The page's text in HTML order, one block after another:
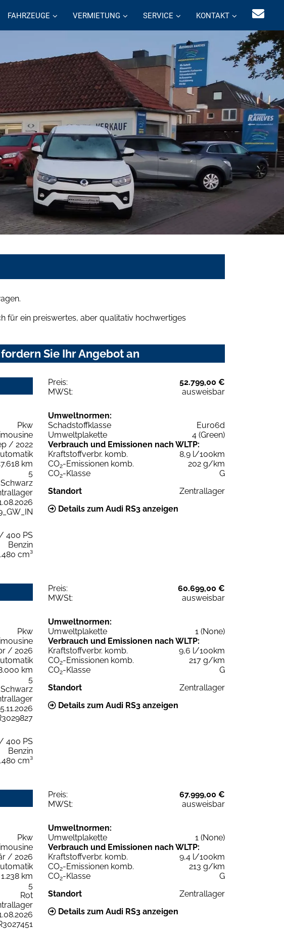
FAHRZEUGE VERMIETUNG SERVICE KONTAKT
für ein preiswertes, aber qualitativ hochwertiges
Sie Ihr Angebot an
Preis:
52.799,00 €
MWSt:
ausweisbar
Pkw
/ 2022
km
5
Schwarz
400 PS
Benzin
cm³
Umweltnormen:
Schadstoffklasse
Euro6d
Umweltplakette
4 (Green)
Verbrauch und Emissionen nach WLTP:
Kraftstoffverbr. komb.
8,9 l/100km
CO2-Emissionen komb.
202 g/km
CO2-Klasse
G
Standort
Zentrallager
Details zum Audi RS3 anzeigen
Preis:
60.699,00 €
MWSt:
ausweisbar
Pkw
/ 2026
km
5
Schwarz
400 PS
Benzin
cm³
Umweltnormen:
Umweltplakette
1 (None)
Verbrauch und Emissionen nach WLTP:
Kraftstoffverbr. komb.
9,6 l/100km
CO2-Emissionen komb.
217 g/km
CO2-Klasse
G
Standort
Zentrallager
Details zum Audi RS3 anzeigen
Preis:
67.999,00 €
MWSt:
ausweisbar
Pkw
/ 2026
1.238 km
5
Rot
Umweltnormen:
Umweltplakette
1 (None)
Verbrauch und Emissionen nach WLTP:
Kraftstoffverbr. komb.
9,4 l/100km
CO2-Emissionen komb.
213 g/km
CO2-Klasse
G
Standort
Zentrallager
Details zum Audi RS3 anzeigen